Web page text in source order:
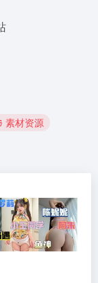
素材资源